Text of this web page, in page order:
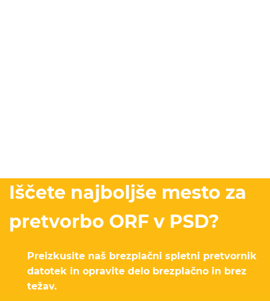
Iščete najboljše mesto za
pretvorbo ORF v PSD?
Preizkusite naš brezplačni spletni pretvornik
datotek in opravite delo brezplačno in brez
težav.